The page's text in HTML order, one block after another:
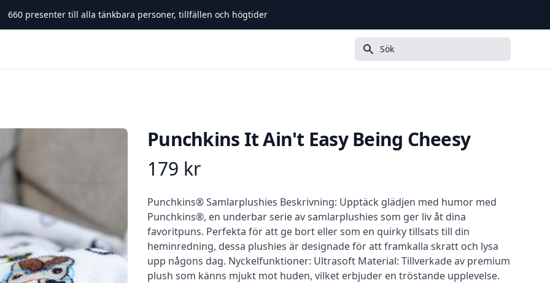
660presenter till alla tänkbara personer, tillfällen och högtider
Sök
Punchkins It Ain't Easy Being Cheesy
Product information
179 kr
Beskrivning
Punchkins® Samlarplushies Beskrivning: Upptäck glädjen med humor med
Punchkins®, en underbar serie av samlarplushies som ger liv åt dina
favoritpuns. Perfekta för att ge bort eller som en quirky tillsats till din
heminredning, dessa plushies är designade för att framkalla skratt och lysa
upp någons dag. Nyckelfunktioner: Ultrasoft Material: Tillverkade av premium
plush som känns mjukt mot huden, vilket erbjuder en tröstande upplevelse.